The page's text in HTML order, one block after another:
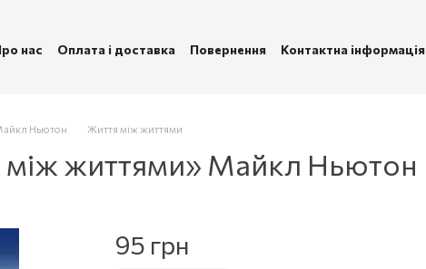
нас Оплата і доставка Повернення
Контактна інформація
Ньютон Життя між життями
між життями» Майкл Ньютон
95 грн